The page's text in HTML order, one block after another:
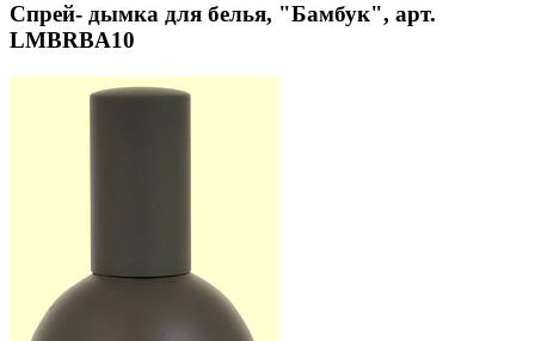
Спрей- дымка для белья, "Бамбук", арт.
LMBRBA10